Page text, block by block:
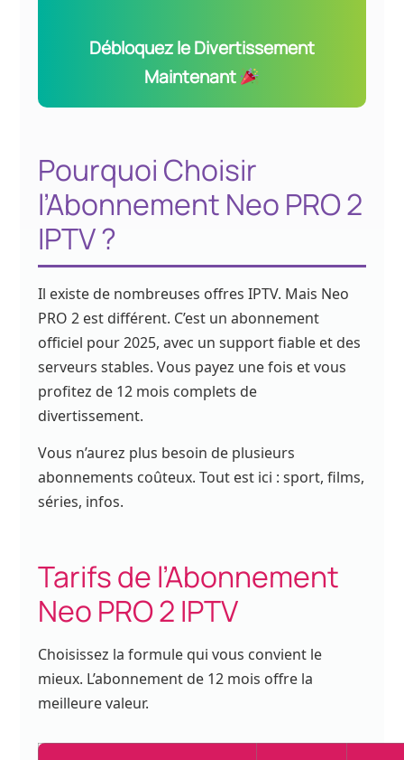
Débloquez le Divertissement
Maintenant
Pourquoi Choisir
l’Abonnement Neo PRO 2
IPTV ?
Il existe de nombreuses offres IPTV. Mais Neo
PRO 2 est différent. C’est un abonnement
officiel pour 2025, avec un support fiable et des
serveurs stables. Vous payez une fois et vous
profitez de 12 mois complets de
divertissement.
Vous n’aurez plus besoin de plusieurs
abonnements coûteux. Tout est ici : sport, films,
séries, infos.
Tarifs de l’Abonnement
Neo PRO 2 IPTV
Choisissez la formule qui vous convient le
mieux. L’abonnement de 12 mois offre la
meilleure valeur.